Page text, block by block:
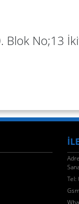
Blok No;13
Tel: